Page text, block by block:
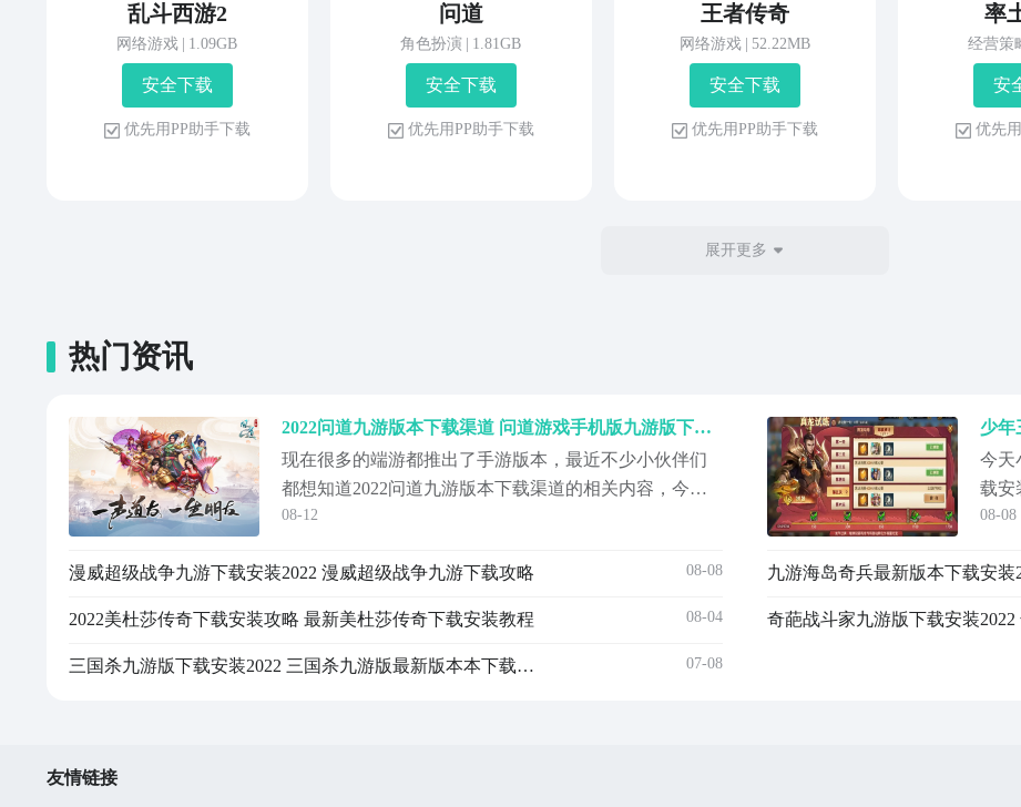
乱斗西游2
网络游戏 1.09GB
安 全 下 载
优 先 用 P P 助 手 下 载
问道
角色扮演 1.81GB
安 全 下 载
优 先 用 P P 助 手 下 载
王者传奇
网络游戏 52.22MB
安 全 下 载
优 先 用 P P 助 手 下 载
率
经营策
安
优 先
展开更多
热门资讯
2022问道九游版本下载渠道 问道游戏手机版九游版下载链接
现在很多的端游都推出了手游版本，最近不少小伙伴们
都想知道2022问道九游版本下载渠道的相关内容，今天
小编就给各位小伙伴们介绍一下这款游戏吧，在这款游
可以点击下方的按钮进行下载，话不多说就让我们开始
08-12
漫威超级战争九游下载安装2022 漫威超级战争九游下载攻略 08-08
2022美杜莎传奇下载安装攻略 最新美杜莎传奇下载安装教程 08-04
三国杀九游版下载安装2022 三国杀九游版最新版本本下载推荐 07-08
今天
载安
作品
游版
08-08
九游海岛奇兵最新版本下载安
奇葩战斗家九游版下载安装
友情链接